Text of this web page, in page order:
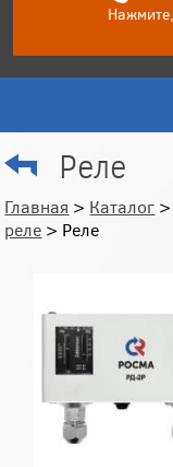
Реле
Главная > Каталог >
реле > Реле